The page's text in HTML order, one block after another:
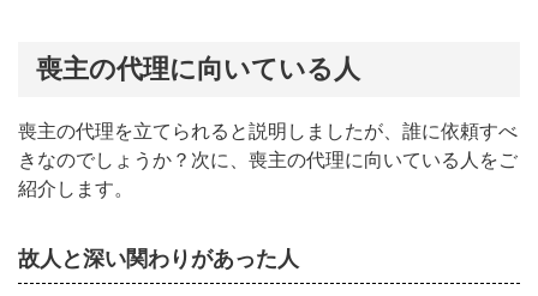
喪主の代理に向いている人
喪主の代理を立てられると説明しましたが、誰に依頼すべ
きなのでしょうか？次に、喪主の代理に向いている人をご
紹介します。
故人と深い関わりがあった人